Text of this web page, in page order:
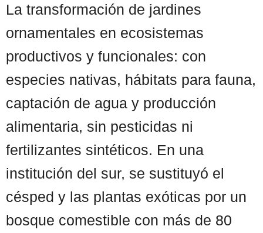
La transformación de jardines
ornamentales en ecosistemas
productivos y funcionales: con
especies nativas, hábitats para fauna,
captación de agua y producción
alimentaria, sin pesticidas ni
fertilizantes sintéticos. En una
institución del sur, se sustituyó el
césped y las plantas exóticas por un
bosque comestible con más de 80